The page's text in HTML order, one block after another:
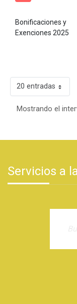
Bonificaciones y
Exenciones 2025
20 entradas
Mostrando el
Servicios a